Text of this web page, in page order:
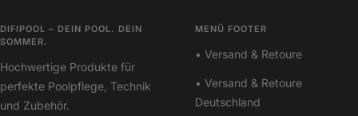
DIFIPOOL – DEIN POOL. DEIN
SOMMER.
Hochwertige Produkte für
perfekte Poolpflege, Technik
und Zubehör.
MENÜ FOOTER
• Versand & Retoure
• Versand & Retoure
Deutschland